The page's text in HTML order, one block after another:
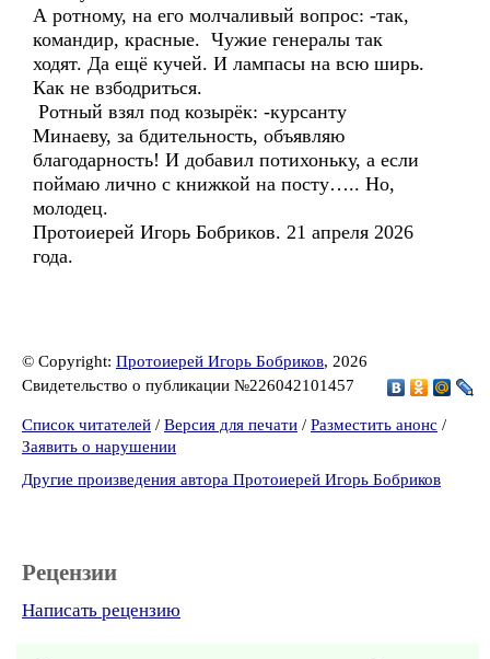
А ротному, на его молчаливый вопрос: -так,
командир, красные. Чужие генералы так
ходят. Да ещё кучей. И лампасы на всю ширь.
Как не взбодриться.
Ротный взял под козырёк: -курсанту
Минаеву, за бдительность, объявляю
благодарность! И добавил потихоньку, а если
поймаю лично с книжкой на посту….. Но,
молодец.
Протоиерей Игорь Бобриков. 21 апреля 2026
года.
© Copyright: Протоиерей Игорь Бобриков, 2026
Свидетельство о публикации №226042101457
Список читателей / Версия для печати / Разместить анонс /
Заявить о нарушении
Другие произведения автора Протоиерей Игорь Бобриков
Рецензии
Написать рецензию